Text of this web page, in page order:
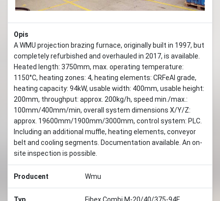
Opis
A WMU projection brazing furnace, originally built in 1997, but
completely refurbished and overhauled in 2017, is available.
Heated length: 3750mm, max. operating temperature:
1150°C, heating zones: 4, heating elements: CRFeAl grade,
heating capacity: 94kW, usable width: 400mm, usable height:
200mm, throughput: approx. 200kg/h, speed min./max.:
100mm/400mm/min, overall system dimensions X/Y/Z:
approx. 19600mm/1900mm/3000mm, control system: PLC.
Including an additional muffle, heating elements, conveyor
belt and cooling segments. Documentation available. An on-
site inspection is possible.
Producent Wmu
Typ Fibex Combi M-20/40/375-94E